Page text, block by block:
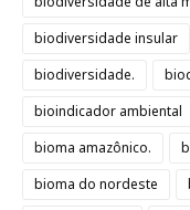
biodiversidade insular
biodiversidade.
bioindicador ambiental
bioma amazônico.
bioma do nordeste